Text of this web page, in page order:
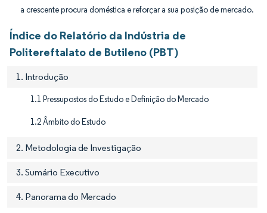
a crescente procura doméstica e reforçar a sua posição de mercado.
Índice do Relatório da Indústria de
Politereftalato de Butileno (PBT)
1. Introdução
1.1 Pressupostos do Estudo e Definição do Mercado
1.2 Âmbito do Estudo
2. Metodologia de Investigação
3. Sumário Executivo
4. Panorama do Mercado